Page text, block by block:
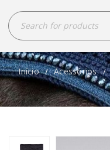
Início / Acessórios /